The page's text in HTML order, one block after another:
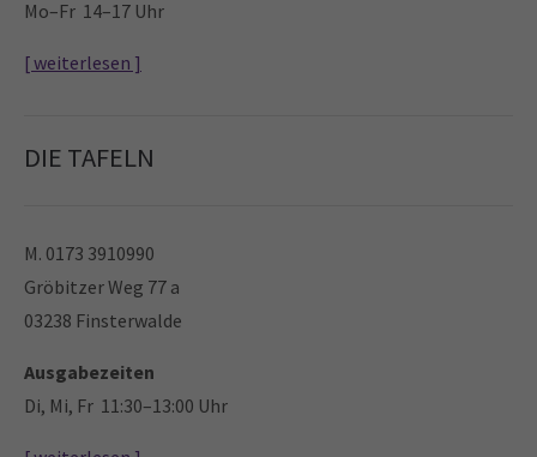
Mo–Fr 14–17 Uhr
[ weiterlesen ]
DIE TAFELN
M. 0173 3910990
Gröbitzer Weg 77 a
03238 Finsterwalde
Ausgabezeiten
Di, Mi, Fr 11:30–13:00 Uhr